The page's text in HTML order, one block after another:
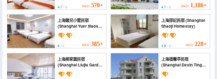
4.7 / 5 HKD 570+ 4.7/ 5 HKD 1,186+
上海懿兒小墅民宿
(Shanghai Yuer Xiaoshu
Homestay)
0 / 5 HKD 385+
上海邵記民宿 (Shanghai
Shaoji Homestay)
2.8/ 5 HKD 228+
上海柳家園民宿
(Shanghai Liujia Garden
Homestay)
上海德馨亭民宿
(Shanghai Dexin Ting
B&B)